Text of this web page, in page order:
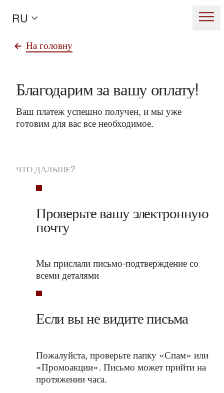
RU
На головну
Благодаримзавашуоплату!
Ваш платеж успешно получен, и мы уже
готовим для вас все необходимое.
ЧТО ДАЛЬШЕ?
Проверьте вашу электронную
почту
Мы прислали письмо-подтверждение со
всеми деталями
Если вы не видите письма
Пожалуйста, проверьте папку «Спам» или
«Промоакции». Письмо может прийти на
протяжении часа.